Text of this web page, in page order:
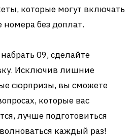
которые могут включать
номера без доплат.
09, сделайте
Исключив лишние
сюрпризы, вы сможете
которые вас
лучше подготовиться
каждый раз!